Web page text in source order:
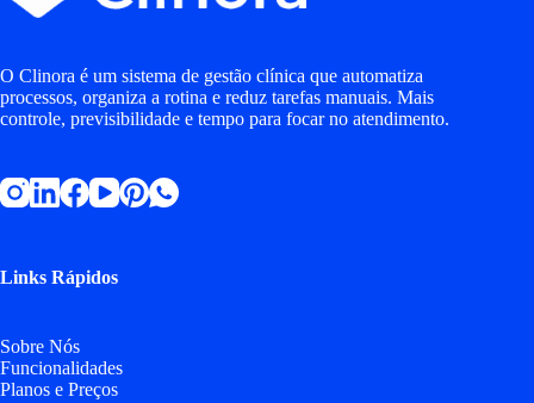
O Clinora é um sistema de gestão clínica que automatiza
processos, organiza a rotina e reduz tarefas manuais. Mais
controle, previsibilidade e tempo para focar no atendimento.
Links Rápidos
Sobre Nós
Funcionalidades
Planos e Preços